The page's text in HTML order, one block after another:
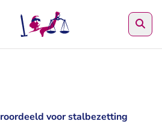
voor stalbezetting